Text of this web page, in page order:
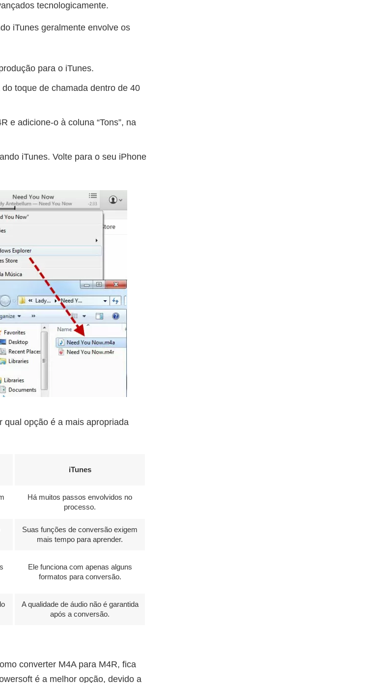
tecnologicamente.
iTunes geralmente envolve os
para o iTunes.
toque de chamada dentro de 40
e adicione-o à coluna “Tons”, na
iTunes. Volte para o seu iPhone
qual opção é a mais apropriada
iTunes
Há muitos passos envolvidos no
processo.
Suas funções de conversão exigem
mais tempo para aprender.
Ele funciona com apenas alguns
formatos para conversão.
A qualidade de áudio não é garantida
após a conversão.
converter M4A para M4R, fica
é a melhor opção, devido a